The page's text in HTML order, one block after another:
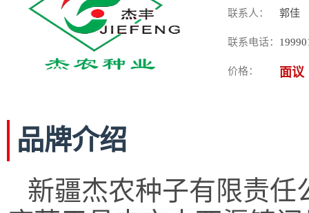
联系人： 郭佳
联系电话：
价格： 面议
品牌介绍
新疆杰农种子有限责任